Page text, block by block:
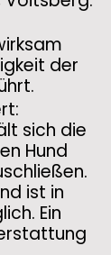
der
sich die
Hund
ist in
Ein